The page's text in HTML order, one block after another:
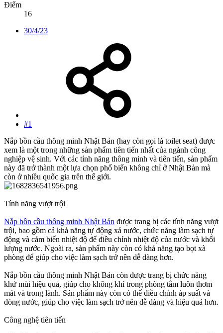
Điểm
16
30/4/23
#1
Nắp bồn cầu thông minh Nhật Bản (hay còn gọi là toilet seat) được
xem là một trong những sản phẩm tiên tiến nhất của ngành công
nghiệp vệ sinh. Với các tính năng thông minh và tiên tiến, sản phẩm
này đã trở thành một lựa chọn phổ biến không chỉ ở Nhật Bản mà
còn ở nhiều quốc gia trên thế giới.
Tính năng vượt trội
Nắp bồn cầu thông minh Nhật Bản được trang bị các tính năng vượt
trội, bao gồm cả khả năng tự động xả nước, chức năng làm sạch tự
động và cảm biến nhiệt độ để điều chỉnh nhiệt độ của nước và khối
lượng nước. Ngoài ra, sản phẩm này còn có khả năng tạo bọt xà
phòng để giúp cho việc làm sạch trở nên dễ dàng hơn.
Nắp bồn cầu thông minh Nhật Bản còn được trang bị chức năng
khử mùi hiệu quả, giúp cho không khí trong phòng tắm luôn thơm
mát và trong lành. Sản phẩm này còn có thể điều chỉnh áp suất và
dòng nước, giúp cho việc làm sạch trở nên dễ dàng và hiệu quả hơn.
Công nghệ tiên tiến